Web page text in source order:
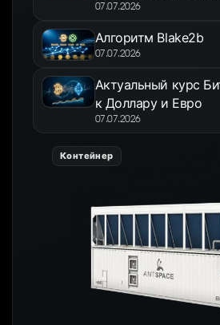
году
07.07.2026
Алгоритм Blake2b
07.07.2026
Актуальный курс
к Доллару и Евро
07.07.2026
Контейнер